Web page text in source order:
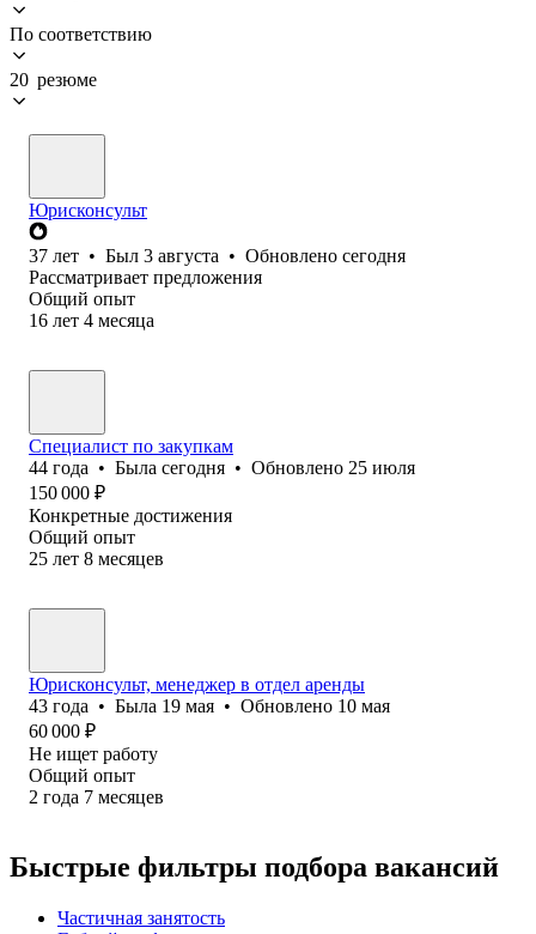
По соответствию
20 резюме
Юрисконсульт
37 лет • Был 3 августа • Обновлено сегодня
Рассматривает предложения
Общий опыт
16 лет 4 месяца
Специалист по закупкам
44 года • Была сегодня • Обновлено 25 июля
150 000 ₽
Конкретные достижения
Общий опыт
25 лет 8 месяцев
Юрисконсульт, менеджер в отдел аренды
43 года • Была 19 мая • Обновлено 10 мая
60 000 ₽
Не ищет работу
Общий опыт
2 года 7 месяцев
Быстрые фильтры подбора вакансий
Частичная занятость